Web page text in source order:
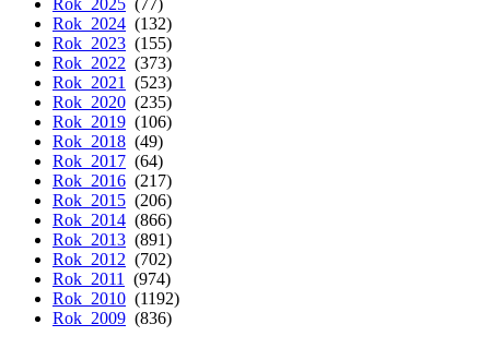
Rok 2025 (77)
Rok 2024 (132)
Rok 2023 (155)
Rok 2022 (373)
Rok 2021
(523)
Rok 2020 (235)
Rok 2019 (106)
Rok 2018 (49)
Rok 2017 (64)
Rok 2016 (217)
Rok 2015 (206)
Rok 2014 (866)
Rok 2013 (891)
Rok 2012 (702)
Rok 2011
(974)
Rok 2010 (1192)
Rok 2009 (836)